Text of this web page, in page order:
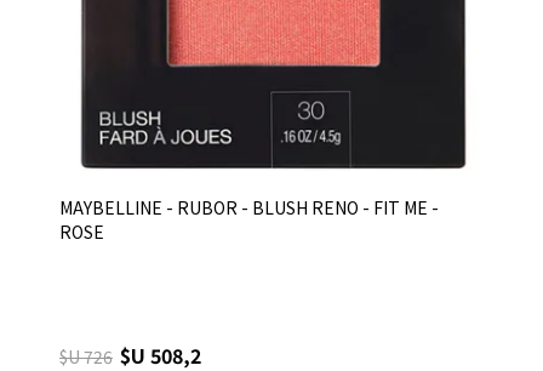
MAYBELLINE - RUBOR - BLUSH RENO - FIT ME -
ROSE
$U 726 $U 508,2